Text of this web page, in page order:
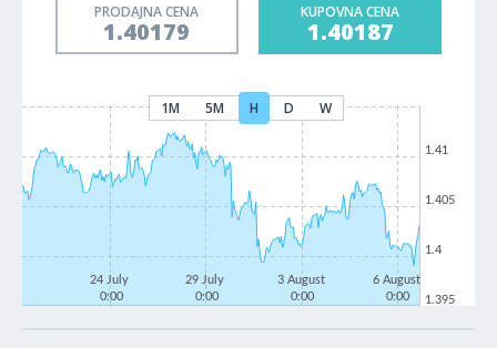
PRODAJNA CENA
1.40179
KUPOVNA CENA
1.40187
1M 5M H D W
24 July
0:00
29 July
0:00
3 August
0:00
6 August
0:00
1.395
1.4
1.405
1.41